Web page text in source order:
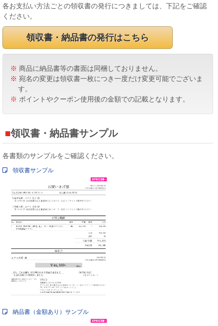
各お支払い方法ごとの領収書の発行につきましては、下記をご確認
ください。
領収書・納品書の発行はこちら
※ 商品に納品書等の書面は同梱しておりません。
※ 宛名の変更は領収書一枚につき一度だけ変更可能でございま
す。
※ ポイントやクーポン使用後の金額での記載となります。
領収書・納品書サンプル
各書類のサンプルをご確認ください。
領収書サンプル
納品書（金額あり）サンプル